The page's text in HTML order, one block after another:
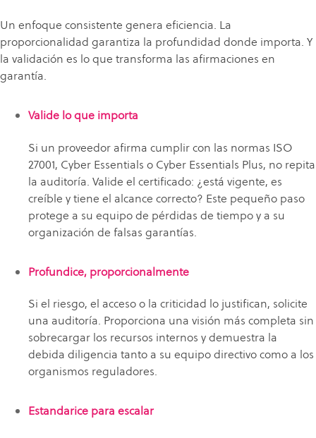
Un enfoque consistente genera eficiencia. La
proporcionalidad garantiza la profundidad donde importa. Y
la validación es lo que transforma las afirmaciones en
garantía.
Valide lo que importa
Si un proveedor afirma cumplir con las normas ISO
27001, Cyber Essentials o Cyber Essentials Plus, no repita
la auditoría. Valide el certificado: ¿está vigente, es
creíble y tiene el alcance correcto? Este pequeño paso
protege a su equipo de pérdidas de tiempo y a su
organización de falsas garantías.
Profundice, proporcionalmente
Si el riesgo, el acceso o la criticidad lo justifican, solicite
una auditoría. Proporciona una visión más completa sin
sobrecargar los recursos internos y demuestra la
debida diligencia tanto a su equipo directivo como a los
organismos reguladores.
Estandarice para escalar